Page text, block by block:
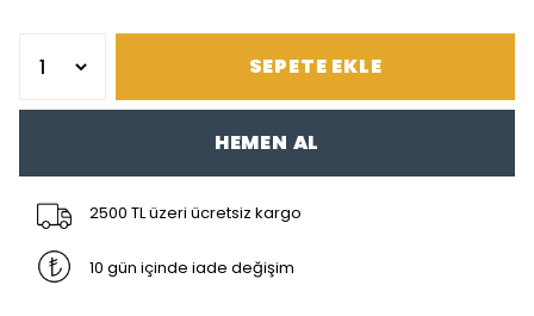
SEPETE EKLE
HEMEN AL
2500 TL üzeri ücretsiz kargo
10 gün içinde iade değişim